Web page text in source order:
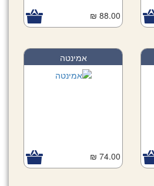
88.00 ₪
אמינטה
74.00 ₪